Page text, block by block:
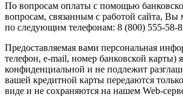
По вопросам оплаты с помощью
вопросам, связанным с работой сайта, Вы
по следующим телефонам: 8 (800) 555-58-
Предоставляемая вами персональная
телефон, e-mail, номер банковской карты)
конфиденциальной и не подлежит
вашей кредитной карты передаются
виде и не сохраняются на нашем Web-